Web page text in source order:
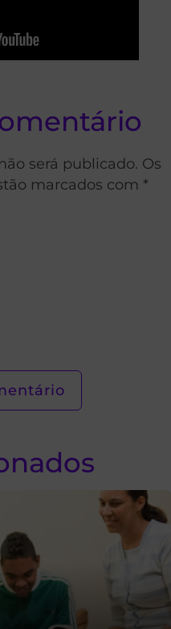
será publicado. Os
marcados com *